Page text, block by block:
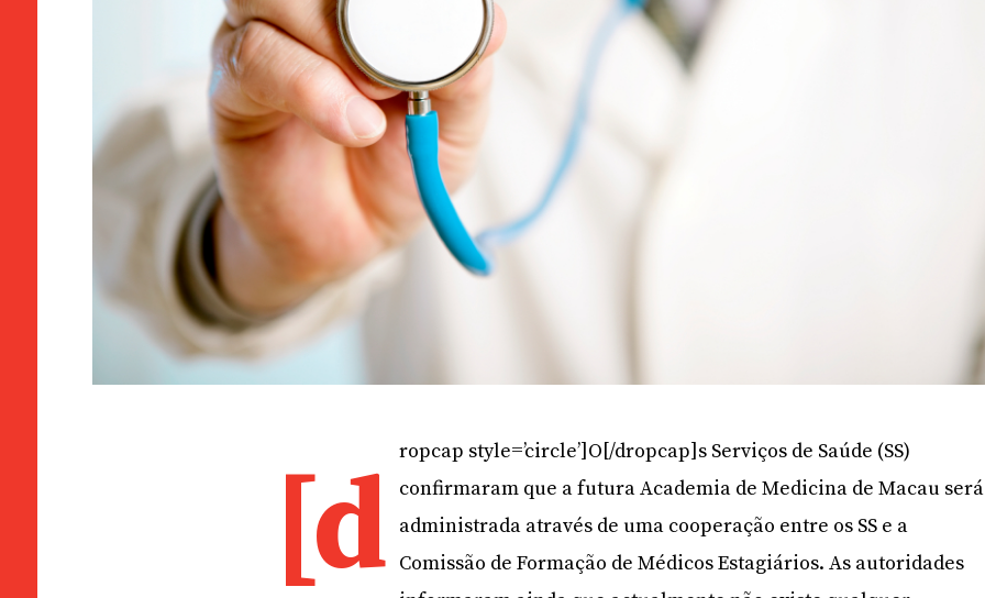
[d ropcap style=’circle’]O[/dropcap]s Serviços de Saúde (SS)
confirmaram que a futura Academia de Medicina de Macau será
administrada através de uma cooperação entre os SS e a
Comissão de Formação de Médicos Estagiários. As autoridades